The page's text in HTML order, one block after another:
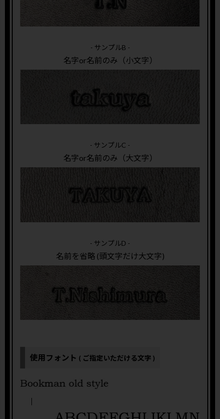
- サンプルB -
名字or名前のみ（小文字）
- サンプルC -
名字or名前のみ（大文字）
- サンプルD -
名前を省略 (頭文字だけ大文字)
使用フォント ( ご指定いただける文字 )